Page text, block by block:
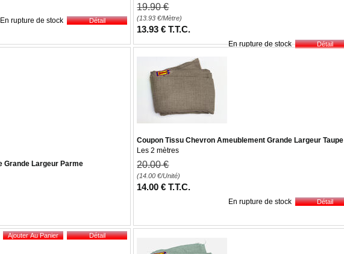
En rupture de stock
19.90 €
(13.93€/Mètre)
13.93 € T.T.C.
En rupture de stock
Grande Largeur Parme
Coupon Tissu Chevron Ameublement Grande Largeur Taupe
Les 2 mètres
20.00 €
(14.00€/Unité)
14.00 € T.T.C.
En rupture de stock